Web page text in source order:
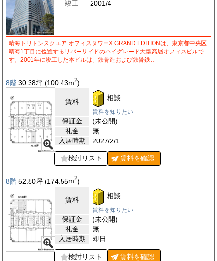
竣工 2001/4
晴海トリトンスクエア オフィスタワーX GRAND EDITIONは、東京都中央区
晴海1丁目に位置するリバーサイドのハイグレード大型高層オフィスビルで
す。2001年に竣工した本ビルは、鉄骨造および鉄骨鉄…
8階 30.38坪 (100.43m2)
賃料 相談
賃料を知りたい
保証金
(未公開)
礼金
無
入居時期
2027/2/1
検討リスト 賃料を確認
8階 52.80坪 (174.55m2)
賃料 相談
賃料を知りたい
保証金
(未公開)
礼金
無
入居時期
即日
検討リスト 賃料を確認